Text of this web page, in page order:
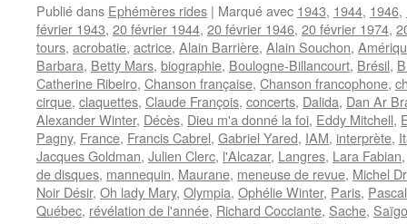
Publié dans Ephémères rides | Marqué avec 1943, 1944, 1946,
février 1943, 20 février 1944, 20 février 1946, 20 février 1974,
tours, acrobatie, actrice, Alain Barrière, Alain Souchon,
Barbara, Betty Mars, biographie, Boulogne-Billancourt, Brésil,
Catherine Ribeiro, Chanson française, Chanson francophone,
cirque, claquettes, Claude François, concerts, Dalida, Dan Ar
Alexander Winter, Décès, Dieu m'a donné la foi, Eddy Mitchell,
Pagny, France, Francis Cabrel, Gabriel Yared, IAM, interprète,
Jacques Goldman, Julien Clerc, l'Alcazar, Langres, Lara Fabian
de disques, mannequin, Maurane, meneuse de revue, Michel
Noir Désir, Oh lady Mary, Olympia, Ophélie Winter, Paris,
Québec, révélation de l'année, Richard Cocciante, Sache,